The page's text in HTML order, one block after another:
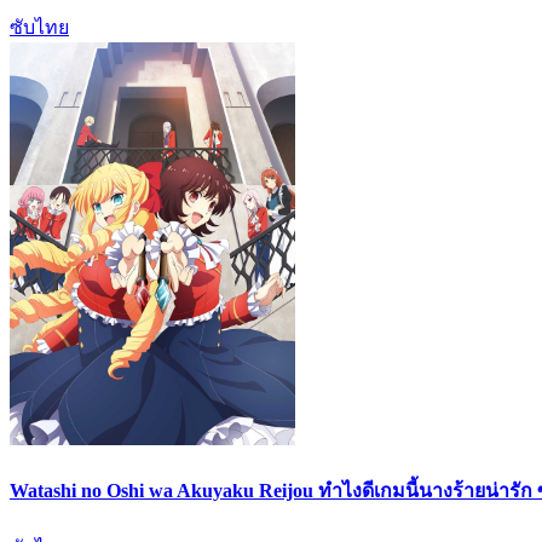
ซับไทย
Watashi no Oshi wa Akuyaku Reijou ทำไงดีเกมนี้นางร้ายน่ารัก